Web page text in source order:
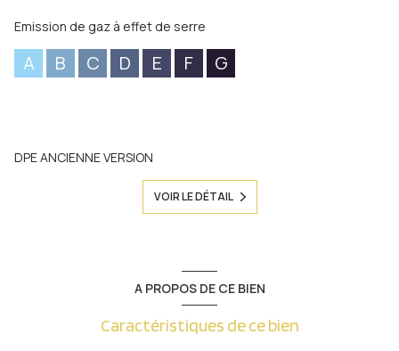
Emission de gaz à effet de serre
A B C D E F G
DPE ANCIENNE VERSION
VOIR LE DÉTAIL
A PROPOS DE CE BIEN
Caractéristiques de ce bien